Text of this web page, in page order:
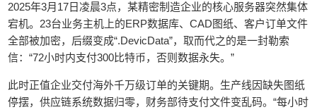
2025年3月17日凌晨3点，某精密制造企业的核心服务器突然集体
宕机。23台业务主机上的ERP数据库、CAD图纸、客户订单文件
全部被加密，后缀变成“.DevicData”，取而代之的是一封勒索
信：“72小时内支付300比特币，否则数据永失。”
此时正值企业交付海外千万级订单的关键期。生产线因缺失图纸
停摆，供应链系统数据归零，财务部待支付文件变乱码。“每小时